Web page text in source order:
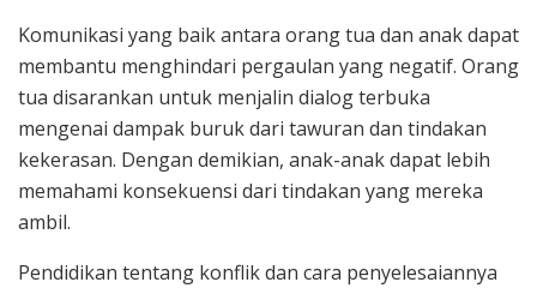
Komunikasi yang baik antara orang tua dan anak dapat
membantu menghindari pergaulan yang negatif. Orang
tua disarankan untuk menjalin dialog terbuka
mengenai dampak buruk dari tawuran dan tindakan
kekerasan. Dengan demikian, anak-anak dapat lebih
memahami konsekuensi dari tindakan yang mereka
ambil.
Pendidikan tentang konflik dan cara penyelesaiannya